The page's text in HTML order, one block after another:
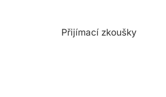
Přijímací zkoušky